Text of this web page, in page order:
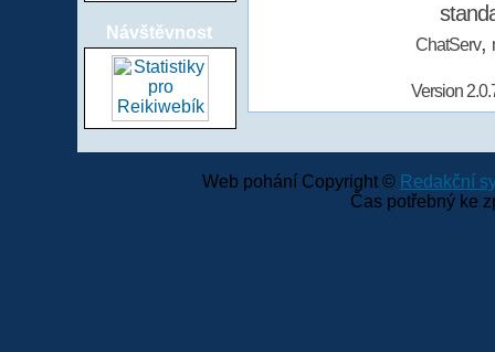
Návštěvnost
ChatServ,
Version
Web pohání Copyright © Redakční
Čas potřebný ke